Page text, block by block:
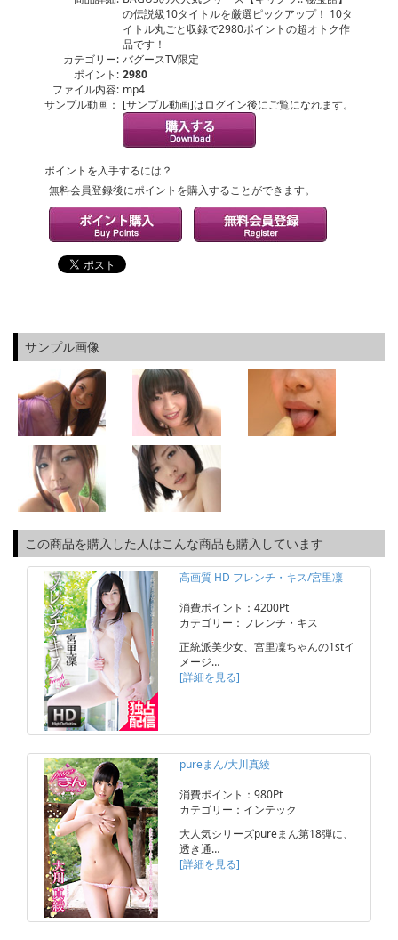
の伝説級10タイトルを厳選ピックアップ！ 10タ
イトル丸ごと収録で2980ポイントの超オトク作
品です！
カテゴリー: バグースTV限定
ポイント: 2980
ファイル内容: mp4
サンプル動画： [サンプル動画]はログイン後にご覧になれます。
ポイントを入手するには？
無料会員登録後にポイントを購入することができます。
サンプル画像
この商品を購入した人はこんな商品も購入しています
高画質 HD フレンチ・キス/宮里凜
消費ポイント：4200Pt
カテゴリー：フレンチ・キス
正統派美少女、宮里凜ちゃんの1stイ
メージ…
[詳細を見る]
pureまん/大川真綾
消費ポイント：980Pt
カテゴリー：インテック
大人気シリーズpureまん第18弾に、
透き通…
[詳細を見る]